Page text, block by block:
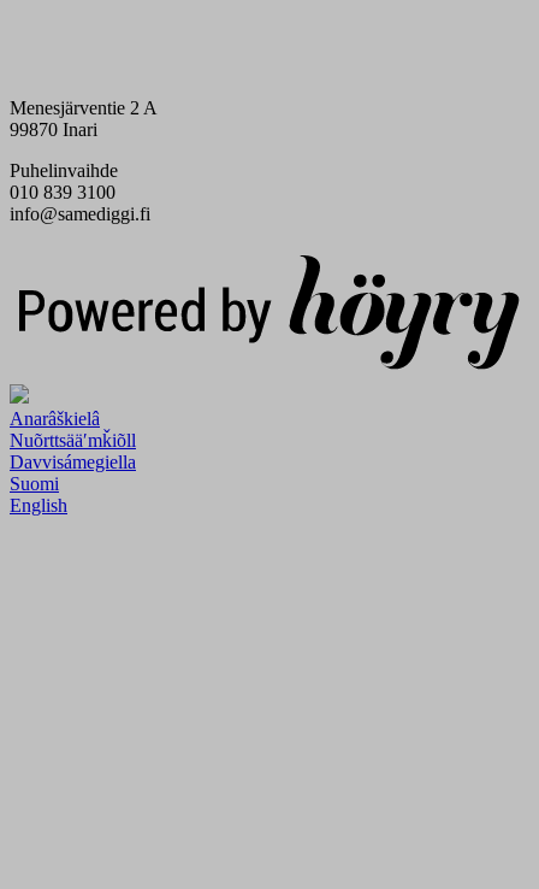
Menesjärventie 2 A
99870 Inari
Puhelinvaihde
010 839 3100
info@samediggi.fi
Anarâškielâ
Nuõrttsääʹmǩiõll
Davvisámegiella
Suomi
English